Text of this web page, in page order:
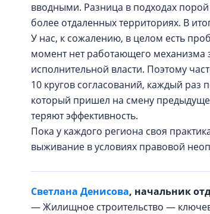
вводными. Разница в подходах
более отдаленных территориях. В
У нас, к сожалению, в целом есть
момент нет работающего
исполнительной власти. Поэтому
10 кругов согласований, каждый
который пришел на смену
теряют эффективность.
Пока у каждого региона своя
выживание в условиях правовой
Светлана Денисова, начальник
— Жилищное строительство —